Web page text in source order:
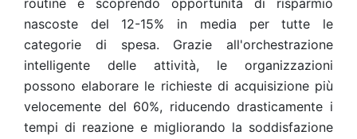
routine e scoprendo opportunità di risparmio
nascoste del 12-15% in media per tutte le
categorie di spesa. Grazie all'orchestrazione
intelligente delle attività, le organizzazioni
possono elaborare le richieste di acquisizione più
velocemente del 60%, riducendo drasticamente i
tempi di reazione e migliorando la soddisfazione